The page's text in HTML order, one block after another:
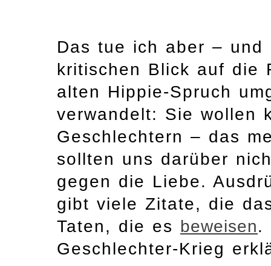
Das tue ich aber –
kritischen Blick auf die
alten Hippie-Spruch
verwandelt: Sie wollen
Geschlechtern – das
sollten uns darüber
gegen die Liebe.
gibt viele Zitate, die
Taten, die es beweisen.
Geschlechter-Krieg